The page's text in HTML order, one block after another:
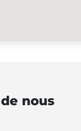
nous